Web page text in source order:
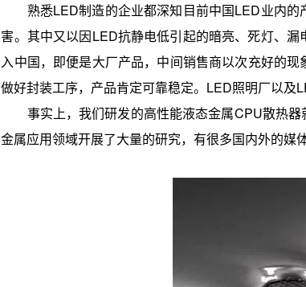
熟悉LED制造的企业都深知目前中国LED业内的
害。其中又以因LED抗静电低引起的暗亮、死灯、
入中国，即便是大厂产品，中间销售商以次充好的
做好封装工序，产品肯定可靠稳定。LED照明厂以及
事实上，我们研发的高性能液态金属CPU散热器
金属应用领域开展了大量的研究，有很多国内外的媒